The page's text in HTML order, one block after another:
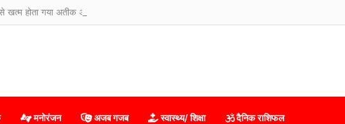
खत्म होता गया अतीक अहमद का कुनबा, असद से आबान तक… जानिए कौन जिंदा, कौन जेल में और कौन
मनोरंजन अजब गजब स्वास्थ्य/ शिक्षा दैनिक राशिफल